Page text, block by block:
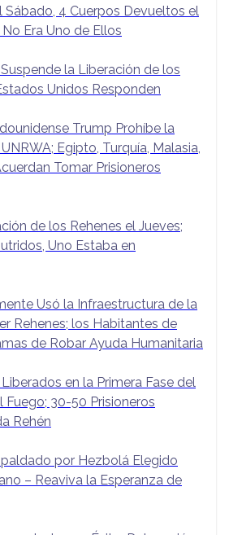
Sábado, 4 Cuerpos Devueltos el
Era Uno de Ellos
la Liberación de los
Unidos Responden
Trump Prohíbe la
Egipto, Turquía, Malasia,
Tomar Prisioneros
de los Rehenes el Jueves;
Uno Estaba en
Usó la Infraestructura de la
Rehenes; los Habitantes de
de Robar Ayuda Humanitaria
en la Primera Fase del
30-50 Prisioneros
Rehén
por Hezbolá Elegido
– Reaviva la Esperanza de